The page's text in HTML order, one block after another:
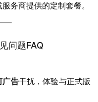
务商提供的定制套餐。
问题FAQ
广告干扰，体验与正式版